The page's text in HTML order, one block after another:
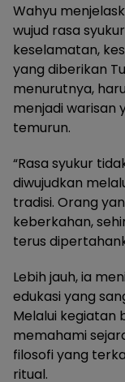
Wahyu
wujud rasa
keselamatan,
yang diberikan
menurutnya,
menjadi warisan
temurun.
“Rasa syukur
diwujudkan
tradisi. Orang
keberkahan,
terus
Lebih jauh, ia
edukasi yang
Melalui kegiatan
memahami
filosofi yang
ritual.